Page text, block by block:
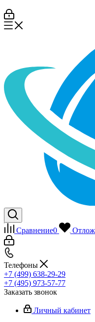
Сравнение0
Телефоны
+7 (499) 638-29-29
+7 (495) 973-57-77
Заказать звонок
Личный кабинет